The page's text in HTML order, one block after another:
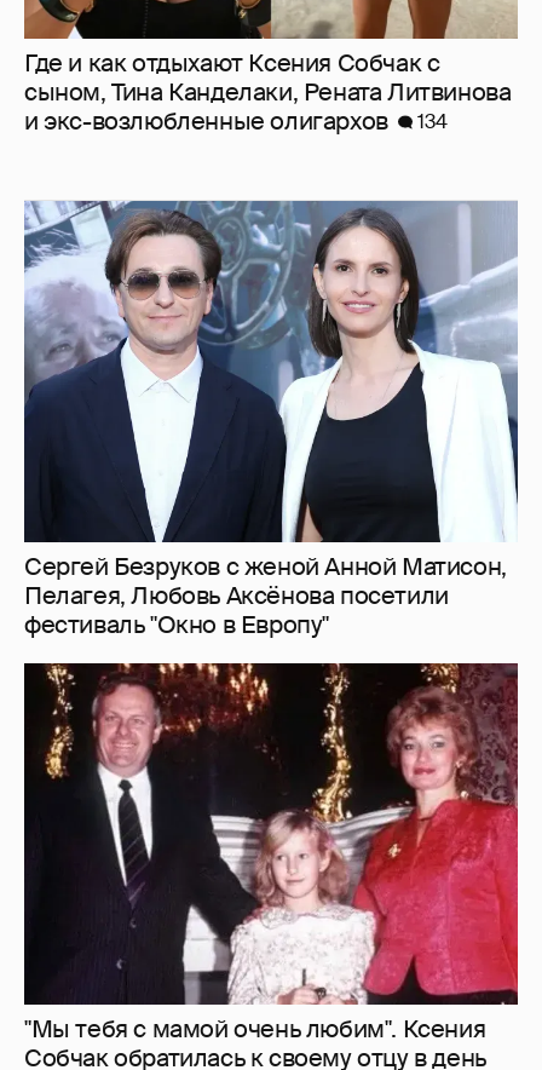
Где и как отдыхают Ксения Собчак с
сыном, Тина Канделаки, Рената Литвинова
и экс-возлюбленные олигархов
134
Сергей Безруков с женой Анной Матисон,
Пелагея, Любовь Аксёнова посетили
фестиваль "Окно в Европу"
"Мы тебя с мамой очень любим". Ксения
Собчак обратилась к своему отцу в день